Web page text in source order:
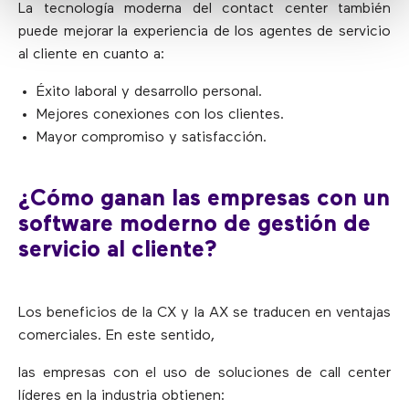
La tecnología moderna del contact center también
puede mejorar la experiencia de los agentes de servicio
al cliente en cuanto a:
Éxito laboral y desarrollo personal.
Mejores conexiones con los clientes.
Mayor compromiso y satisfacción.
¿Cómo ganan las empresas con un
software moderno de gestión de
servicio al cliente?
Los beneficios de la CX y la AX se traducen en ventajas
comerciales. En este sentido,
las empresas con el uso de soluciones de call center
líderes en la industria obtienen: